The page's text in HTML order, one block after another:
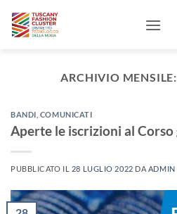
ARCHIVIO MENSILE:
BANDI COMUNICATI
Aperte le iscrizioni al
PUBBLICATO IL 28 LUGLIO 2022 DA ADMIN